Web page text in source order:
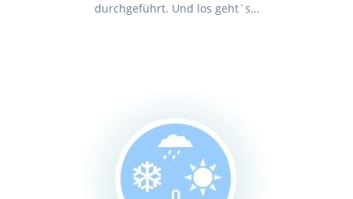
durchgeführt. Und los geht`s…